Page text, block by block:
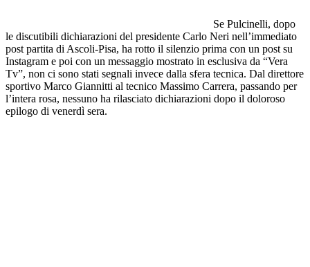
Se Pulcinelli, dopo
le discutibili dichiarazioni del presidente Carlo Neri nell’immediato
post partita di Ascoli-Pisa, ha rotto il silenzio prima con un post su
Instagram e poi con un messaggio mostrato in esclusiva da “Vera
Tv”, non ci sono stati segnali invece dalla sfera tecnica. Dal direttore
sportivo Marco Giannitti al tecnico Massimo Carrera, passando per
l’intera rosa, nessuno ha rilasciato dichiarazioni dopo il doloroso
epilogo di venerdì sera.